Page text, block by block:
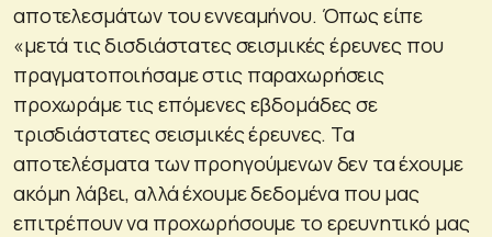
αποτελεσμάτων του εννεαμήνου. Όπως είπε
«μετά τις δισδιάστατες σεισμικές έρευνες που
πραγματοποιήσαμε στις παραχωρήσεις
προχωράμε τις επόμενες εβδομάδες σε
τρισδιάστατες σεισμικές έρευνες. Τα
αποτελέσματα των προηγούμενων δεν τα έχουμε
ακόμη λάβει, αλλά έχουμε δεδομένα που μας
επιτρέπουν να προχωρήσουμε το ερευνητικό μας